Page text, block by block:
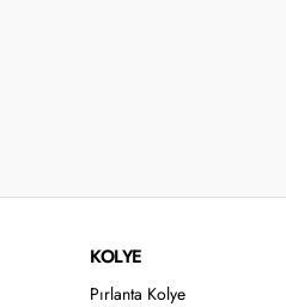
KOLYE
Pırlanta Kolye